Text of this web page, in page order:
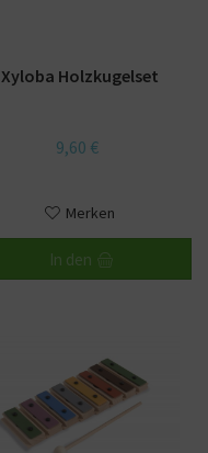
Xyloba Holzkugelset
9,60 €
Merken
In den